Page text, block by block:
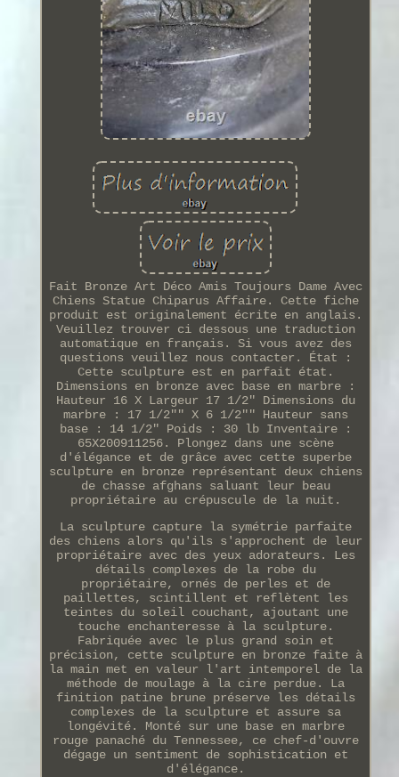
Fait Bronze Art Déco Amis Toujours Dame Avec
Chiens Statue Chiparus Affaire. Cette fiche
produit est originalement écrite en anglais.
Veuillez trouver ci dessous une traduction
automatique en français. Si vous avez des
questions veuillez nous contacter. État :
Cette sculpture est en parfait état.
Dimensions en bronze avec base en marbre :
Hauteur 16 X Largeur 17 1/2" Dimensions du
marbre : 17 1/2"" X 6 1/2"" Hauteur sans
base : 14 1/2" Poids : 30 lb Inventaire :
65X200911256. Plongez dans une scène
d'élégance et de grâce avec cette superbe
sculpture en bronze représentant deux chiens
de chasse afghans saluant leur beau
propriétaire au crépuscule de la nuit.
La sculpture capture la symétrie parfaite
des chiens alors qu'ils s'approchent de leur
propriétaire avec des yeux adorateurs. Les
détails complexes de la robe du
propriétaire, ornés de perles et de
paillettes, scintillent et reflètent les
teintes du soleil couchant, ajoutant une
touche enchanteresse à la sculpture.
Fabriquée avec le plus grand soin et
précision, cette sculpture en bronze faite à
la main met en valeur l'art intemporel de la
méthode de moulage à la cire perdue. La
finition patine brune préserve les détails
complexes de la sculpture et assure sa
longévité. Monté sur une base en marbre
rouge panaché du Tennessee, ce chef-d'ouvre
dégage un sentiment de sophistication et
d'élégance.